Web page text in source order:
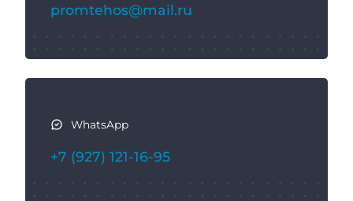
promtehos@mail.ru
WhatsApp
+7 (927) 121-16-95